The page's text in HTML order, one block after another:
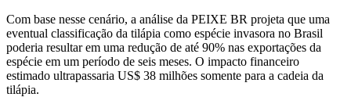
Com base nesse cenário, a análise da PEIXE BR projeta que uma
eventual classificação da tilápia como espécie invasora no Brasil
poderia resultar em uma redução de até 90% nas exportações da
espécie em um período de seis meses. O impacto financeiro
estimado ultrapassaria US$ 38 milhões somente para a cadeia da
tilápia.